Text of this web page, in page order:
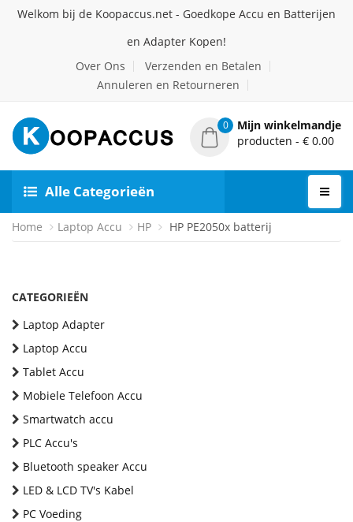
Welkom bij de Koopaccus.net - Goedkope Accu en Batterijen
en Adapter Kopen!
Over Ons
Verzenden en Betalen
Annuleren en Retourneren
0
Mijn winkelmandje
producten - € 0.00
Alle Categorieën
Home Laptop Accu HP HP PE2050x batterij
CATEGORIEËN
Laptop Adapter
Laptop Accu
Tablet Accu
Mobiele Telefoon Accu
Smartwatch accu
PLC Accu's
Bluetooth speaker Accu
LED & LCD TV's Kabel
PC Voeding